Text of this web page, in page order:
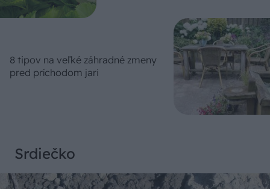
8 tipov na veľké záhradné zmeny
pred príchodom jari
Srdiečko